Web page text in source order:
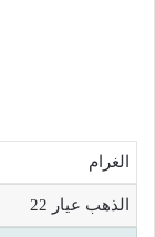
الغرام
الذهب عيار 22